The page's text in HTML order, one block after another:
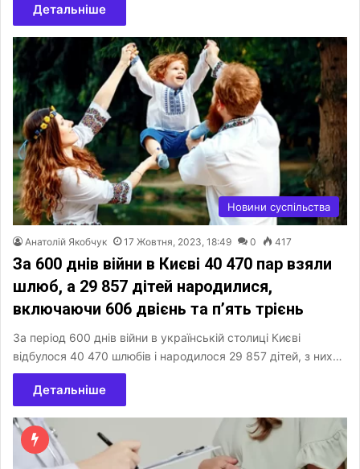
Детальніше
Новини суспільства
Анатолій Якобчук 17 Жовтня, 2023, 18:49 0 417
За 600 днів війни в Києві 40 470 пар взяли
шлюб, а 29 857 дітей народилися,
включаючи 606 двієнь та п’ять трієнь
За період 600 днів війни в українській столиці Києві
відбулося 40 470 шлюбів і народилося 29 857 дітей, з них…
Детальніше